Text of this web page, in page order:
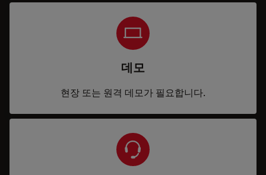
데모
현장 또는 원격 데모가 필요합니다.